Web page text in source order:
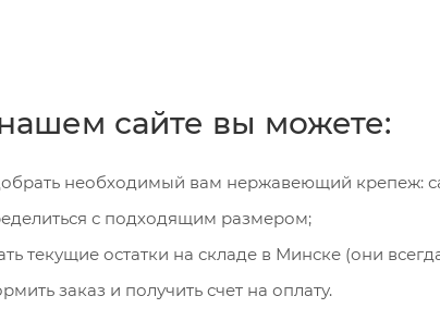
сайте вы можете:
необходимый вам нержавеющий крепеж:
с подходящим размером;
текущие остатки на складе в Минске (они
заказ и получить счет на оплату.